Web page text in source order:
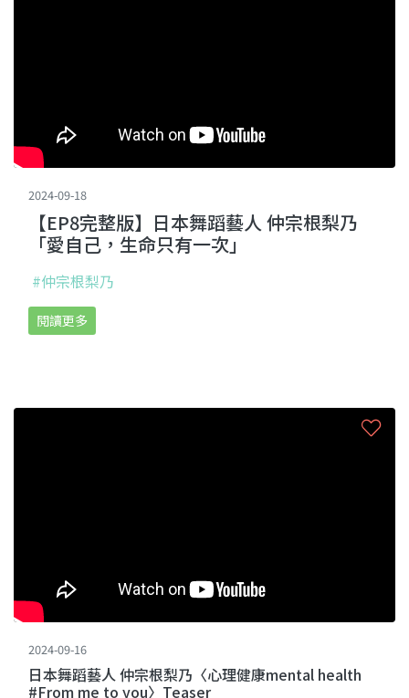
2024-09-18
【EP8完整版】日本舞蹈藝人 仲宗根梨乃
「愛自己，生命只有一次」
#仲宗根梨乃
閱讀更多
2024-09-16
日本舞蹈藝人 仲宗根梨乃〈心理健康mental health
#From me to you〉Teaser